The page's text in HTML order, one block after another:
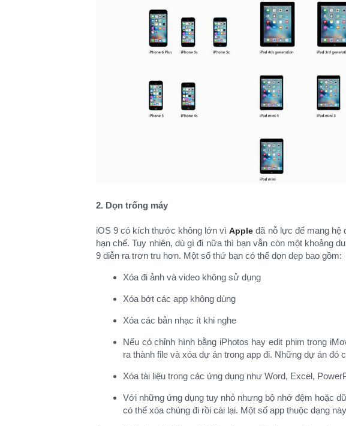
2. Dọn trống máy
iOS 9 có kích thước không lớn vìApple đã nỗ lực để mang hệ
hạn chế. Tuy nhiên, dù gì đi nữa thì bạn vẫn còn một khoảng
9 diễn ra trơn tru hơn. Một số thứ bạn có thể dọn dẹp bao gồm:​
Xóa đi ảnh và video không sử dụng​
Xóa bớt các app không dùng​
Xóa các bản nhạc ít khi nghe​
Nếu có chỉnh hình bằng iPhotos hay edit phim trong
ra thành file và xóa dự án trong app đi. Những dự án đó
Xóa tài liệu trong các ứng dụng như Word, Excel,
Với những ứng dụng tuy nhỏ nhưng bộ nhớ đệm hoặc
có thể xóa chúng đi rồi cài lại. Một số app thuộc dạng